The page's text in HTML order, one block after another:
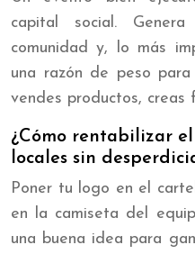
capital social.
comunidad y, lo más
una razón de peso
vendes productos, creas
¿Cómo rentabilizar
locales sin
Poner tu logo en el
en la camiseta del
una buena idea para